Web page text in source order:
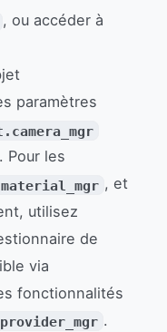
, ou accéder à
paramètres
Pour les
, et
utilisez
de
via
fonctionnalités
.